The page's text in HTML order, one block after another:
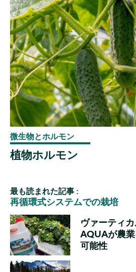
微生物とホルモン
植物ホルモン
最も読まれた記事 :
再循環式システムでの栽培
ヴァーティ
AQUAが農
可能性